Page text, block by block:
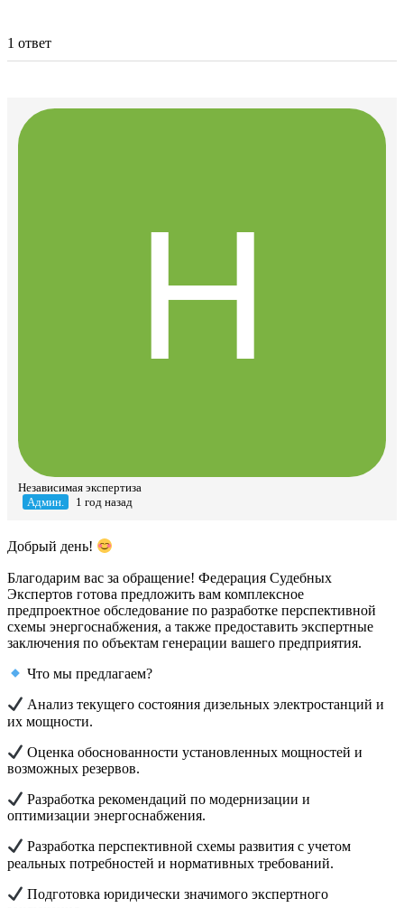
1 ответ
Независимая экспертиза
Админ.
1 год назад
Добрый день!
Благодарим вас за обращение! Федерация Судебных
Экспертов готова предложить вам комплексное
предпроектное обследование по разработке перспективной
схемы энергоснабжения, а также предоставить экспертные
заключения по объектам генерации вашего предприятия.
Что мы предлагаем?
Анализ текущего состояния дизельных электростанций и
их мощности.
Оценка обоснованности установленных мощностей и
возможных резервов.
Разработка рекомендаций по модернизации и
оптимизации энергоснабжения.
Разработка перспективной схемы развития с учетом
реальных потребностей и нормативных требований.
Подготовка юридически значимого экспертного